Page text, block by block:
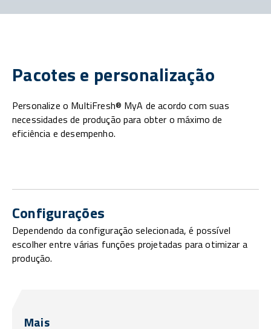
Pacotes e personalização
Personalize o MultiFresh® MyA de acordo com suas
necessidades de produção para obter o máximo de
eficiência e desempenho.
Configurações
Dependendo da configuração selecionada, é possível
escolher entre várias funções projetadas para otimizar a
produção.
Mais